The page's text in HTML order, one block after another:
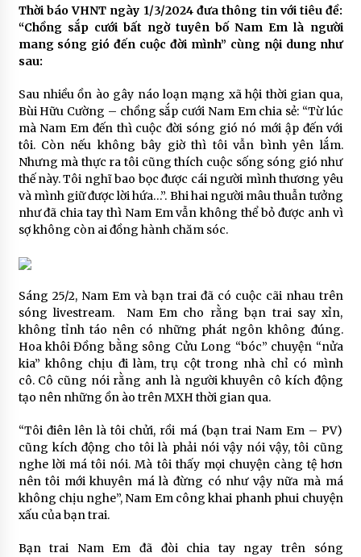
Thời báo VHNT ngày 1/3/2024 đưa thông tin với tiêu đề:
“Chồng sắp cưới bất ngờ tuyên bố Nam Em là người
mang sóng gió đến cuộc đời mình” cùng nội dung như
sau:
Sau nhiều ồn ào gây náo loạn mạng xã hội thời gian qua,
Bùi Hữu Cường – chồng sắp cưới Nam Em chia sẻ: “Từ lúc
mà Nam Em đến thì cuộc đời sóng gió nó mới ập đến với
tôi. Còn nếu không bây giờ thì tôi vẫn bình yên lắm.
Nhưng mà thực ra tôi cũng thích cuộc sống sóng gió như
thế này. Tôi nghĩ bao bọc được cái người mình thương yêu
và mình giữ được lời hứa…”. Bhi hai người mâu thuẫn tưởng
như đã chia tay thì Nam Em vẫn không thể bỏ được anh vì
sợ không còn ai đồng hành chăm sóc.
Sáng 25/2, Nam Em và bạn trai đã có cuộc cãi nhau trên
sóng livestream. Nam Em cho rằng bạn trai say xỉn,
không tỉnh táo nên có những phát ngôn không đúng.
Hoa khôi Đồng bằng sông Cửu Long “bóc” chuyện “nửa
kia” không chịu đi làm, trụ cột trong nhà chỉ có mình
cô. Cô cũng nói rằng anh là người khuyên cô kích động
tạo nên những ồn ào trên MXH thời gian qua.
“Tôi điên lên là tôi chửi, rồi má (bạn trai Nam Em – PV)
cũng kích động cho tôi là phải nói vậy nói vậy, tôi cũng
nghe lời má tôi nói. Mà tôi thấy mọi chuyện càng tệ hơn
nên tôi mới khuyên má là đừng có như vậy nữa mà má
không chịu nghe”, Nam Em công khai phanh phui chuyện
xấu của bạn trai.
Bạn trai Nam Em đã đòi chia tay ngay trên sóng